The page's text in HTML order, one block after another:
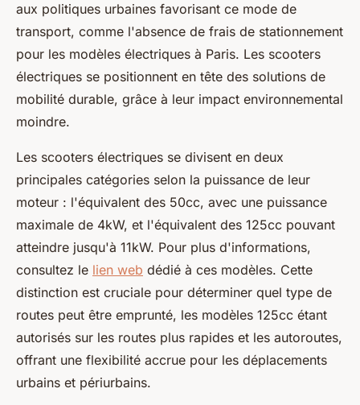
aux politiques urbaines favorisant ce mode de
transport, comme l'absence de frais de stationnement
pour les modèles électriques à Paris. Les scooters
électriques se positionnent en tête des solutions de
mobilité durable, grâce à leur impact environnemental
moindre.
Les scooters électriques se divisent en deux
principales catégories selon la puissance de leur
moteur : l'équivalent des 50cc, avec une puissance
maximale de 4kW, et l'équivalent des 125cc pouvant
atteindre jusqu'à 11kW. Pour plus d'informations,
consultez le lien web dédié à ces modèles. Cette
distinction est cruciale pour déterminer quel type de
routes peut être emprunté, les modèles 125cc étant
autorisés sur les routes plus rapides et les autoroutes,
offrant une flexibilité accrue pour les déplacements
urbains et périurbains.